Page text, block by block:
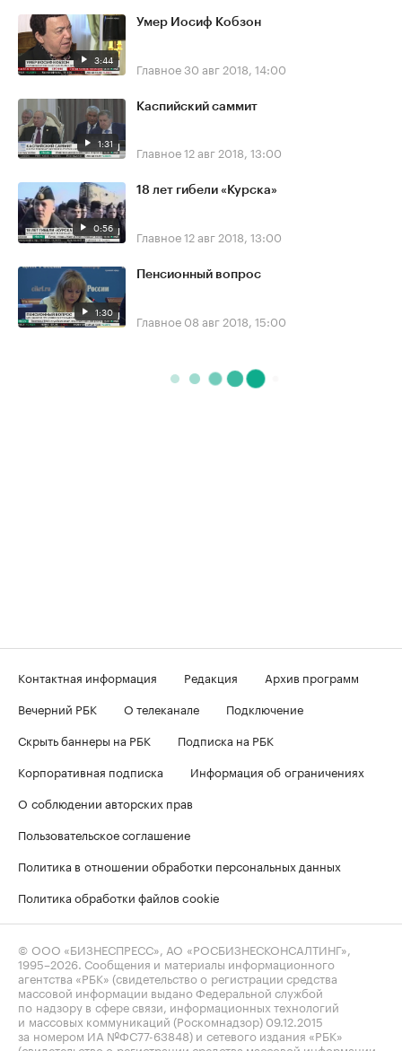
3:44
Умер Иосиф Кобзон
Главное30 авг 2018, 14:00
1:31
Каспийский саммит
Главное12 авг 2018, 13:00
0:56
18 лет гибели «Курска»
Главное12 авг 2018, 13:00
1:30
Пенсионный вопрос
Главное 08 авг 2018, 15:00
Контактная информация Редакция
Архив программ
Вечерний РБК
О телеканале
Подключение
Скрыть баннеры на РБК
Подписка на РБК
Корпоративная подписка
Информация об ограничениях
О соблюдении авторских прав
Пользовательское соглашение
Политика в отношении обработки персональных данных
Политика обработки файлов cookie
© ООО «БИЗНЕСПРЕСС», АО «РОСБИЗНЕСКОНСАЛТИНГ»,
1995–2026 . Сообщения и материалы информационного
агентства «РБК» (свидетельство о регистрации средства
массовой информации выдано Федеральной службой
по надзору в сфере связи, информационных технологий
и массовых коммуникаций (Роскомнадзор) 09.12.2015
за номером ИА №ФС77-63848) и сетевого издания «РБК»